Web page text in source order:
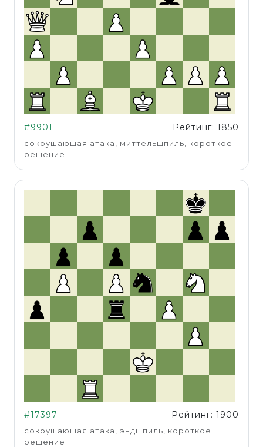
#9901 Рейтинг: 1850
сокрушающая атака, миттельшпиль, короткое
решение
#17397 Рейтинг: 1900
сокрушающая атака, эндшпиль, короткое
решение